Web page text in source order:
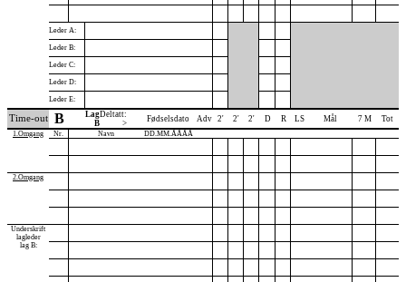
Leder A:
Leder B:
Leder C:
Leder D:
Leder E:
Time-out B
Lag
B
Deltatt:
>
Fødselsdato Adv 2' 2' 2' D R LS Mål 7 M Tot
1.Omgang Nr. Navn DD.MM.ÅÅÅÅ
2.Omgang
Underskrift
lagleder
lag B: